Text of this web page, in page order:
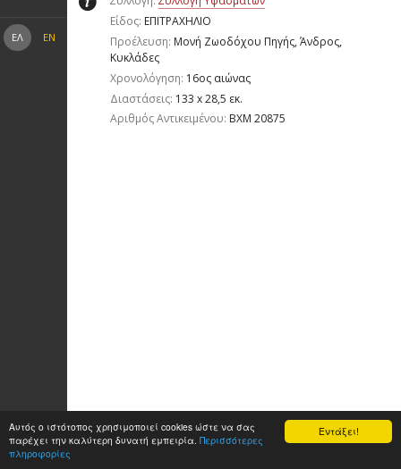
Εντάξει!
Αυτός ο ιστότοπος χρησιμοποιεί cookies ώστε να σας
παρέχει την καλύτερη δυνατή εμπειρία. Περισσότερες
πληροφορίες
ΕΛ EN
Είδος: ΕΠΙΤΡΑΧΗΛΙΟ
Προέλευση: Μονή Ζωοδόχου Πηγής, Άνδρος,
Κυκλάδες
Χρονολόγηση: 16ος αιώνας
Διαστάσεις: 133 x 28,5 εκ.
Aριθμός Αντικειμένου: ΒΧΜ 20875